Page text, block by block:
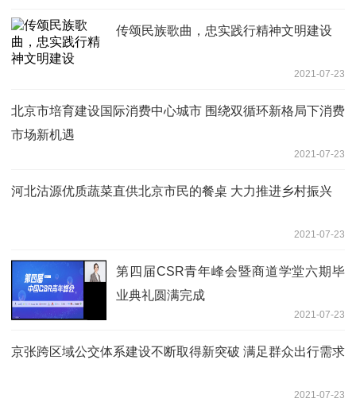
传颂民族歌曲，忠实践行精神文明建设
2021-07-23
北京市培育建设国际消费中心城市 围绕双循环新格局下消费
市场新机遇
2021-07-23
河北沽源优质蔬菜直供北京市民的餐桌 大力推进乡村振兴
2021-07-23
第四届CSR青年峰会暨商道学堂六期毕
业典礼圆满完成
2021-07-23
京张跨区域公交体系建设不断取得新突破 满足群众出行需求
2021-07-23